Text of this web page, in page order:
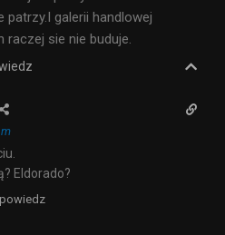
patrzy.I galerii handlowej
raczej sie nie buduje.
Eldorado?